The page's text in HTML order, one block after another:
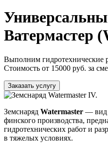
Ватермастер
Выполним гидротехнические
Стоимость от 15000 руб. за
Заказать услугу
Земснаряд Watermaster — вид
финского производства,
гидротехнических работ и
в тяжелых условиях.